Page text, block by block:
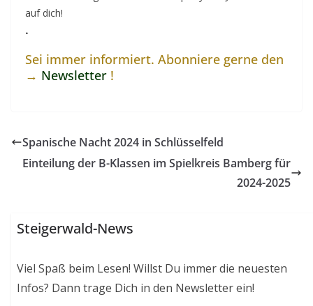
auf dich!
.
Sei immer informiert. Abonniere gerne den
→ Newsletter !
Spanische Nacht 2024 in Schlüsselfeld
Einteilung der B-Klassen im Spielkreis Bamberg für
2024-2025
Steigerwald-News
Viel Spaß beim Lesen! Willst Du immer die neuesten
Infos? Dann trage Dich in den Newsletter ein!